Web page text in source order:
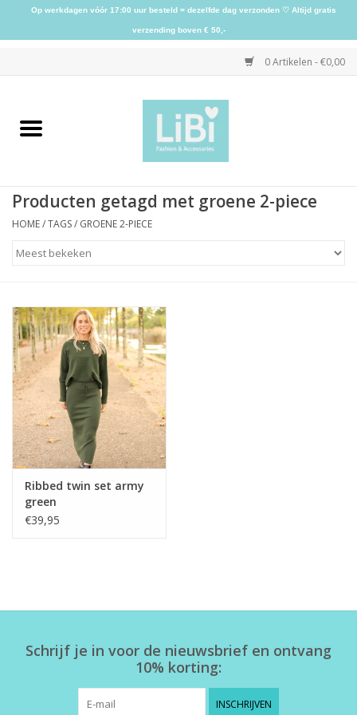
0 Artikelen - €0,00
Home
Schoenen
Sieraden
Accessoires
Home deco
SALE
Herensokken
Producten getagd met groene 2-piece
HOME/TAGS/ GROENE 2-PIECE
Ribbed twin set army
green
€39,95
Schrijf je in voor de nieuwsbrief en ontvang
10% korting:
INSCHRIJVEN
Op werkdagen vóór 17:00 uur besteld = dezelfde dag verzonden ♡ Altijd gratis
verzending boven € 50,-